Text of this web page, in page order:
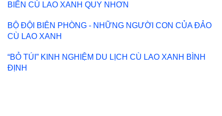
BIỂN CÙ LAO XANH QUY NHƠN
BỘ ĐỘI BIÊN PHÒNG - NHỮNG NGƯỜI CON CỦA ĐẢO
CÙ LAO XANH
“BỎ TÚI” KINH NGHIỆM DU LỊCH CÙ LAO XANH BÌNH
ĐỊNH